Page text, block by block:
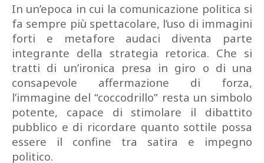
In un’epoca in cui la comunicazione politica si
fa sempre più spettacolare, l’uso di immagini
forti e metafore audaci diventa parte
integrante della strategia retorica. Che si
tratti di un’ironica presa in giro o di una
consapevole affermazione di forza,
l’immagine del “coccodrillo” resta un simbolo
potente, capace di stimolare il dibattito
pubblico e di ricordare quanto sottile possa
essere il confine tra satira e impegno
politico.